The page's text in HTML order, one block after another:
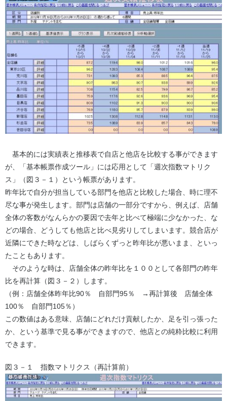
基本的には実績表と推移表で自店と他店を比較する事ができます
が、「基本帳票作成ツール」には応用として「週次指数マトリク
ス」（図３－１）という帳票があります。
昨年比で自分が担当している部門を他店と比較した場合、時に理不
尽な事が発生します。部門は店舗の一部分ですから、例えば、店舗
全体の客数がなんらかの要因で去年と比べて極端に少なかった、な
どの場合、どうしても他店と比べ見劣りしてしまいます。競合店が
近隣にできた時などは、しばらくずっと昨年比が悪いまま、といっ
たこともあります。
そのような時は、店舗全体の昨年比を１００として各部門の昨年
比を再計算（図３－２）します。
（例：店舗全体昨年比90％ 自部門95％ →再計算後 店舗全体
100％ 自部門105％）
この数値はある意味、店舗にどれだけ貢献したか、足を引っ張った
か、という基準で見る事ができますので、他店との純粋比較に利用
できます。
図３－１ 指数マトリクス（再計算前）